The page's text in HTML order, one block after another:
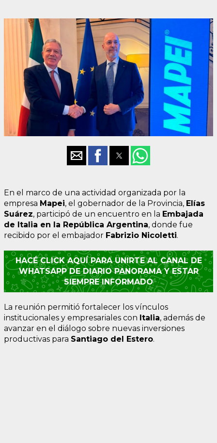
En el marco de una actividad organizada por la
empresa Mapei, el gobernador de la Provincia, Elías
Suárez, participó de un encuentro en la Embajada
de Italia en la República Argentina, donde fue
recibido por el embajador Fabrizio Nicoletti.
HACÉ CLICK AQUÍ PARA UNIRTE AL CANAL DE
WHATSAPP DE DIARIO PANORAMA Y ESTAR
SIEMPRE INFORMADO
La reunión permitió fortalecer los vínculos
institucionales y empresariales con Italia, además de
avanzar en el diálogo sobre nuevas inversiones
productivas para Santiago del Estero.